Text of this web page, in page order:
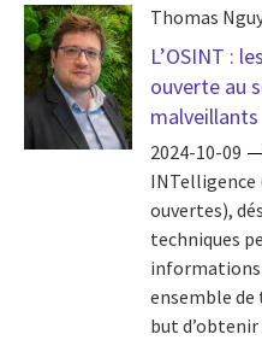
Thomas
L’OSINT :
ouverte au
malveillants
2024-10-09
INTelligence
ouvertes),
techniques
informations
ensemble de
but